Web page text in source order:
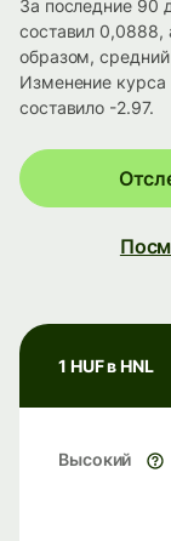
За последние 90
составил
образом,
Изменение курса
составило -2.97.
1 HUF в HNL
Высокий